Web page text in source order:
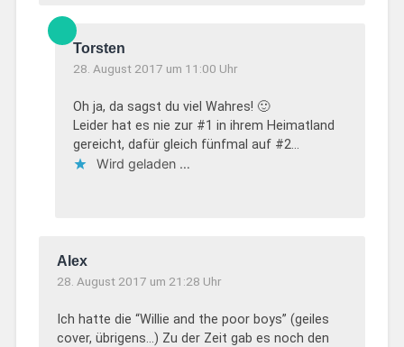
Torsten
28. August 2017 um 11:00 Uhr
Oh ja, da sagst du viel Wahres! 🙂
Leider hat es nie zur #1 in ihrem Heimatland
gereicht, dafür gleich fünfmal auf #2…
Wird geladen …
Alex
28. August 2017 um 21:28 Uhr
Ich hatte die “Willie and the poor boys” (geiles
cover, übrigens…) Zu der Zeit gab es noch den